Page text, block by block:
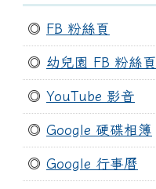
◎ FB 粉絲頁
◎ 幼兒園 FB 粉絲頁
◎ YouTube 影音
◎ Google 硬碟相簿
◎ Google 行事曆